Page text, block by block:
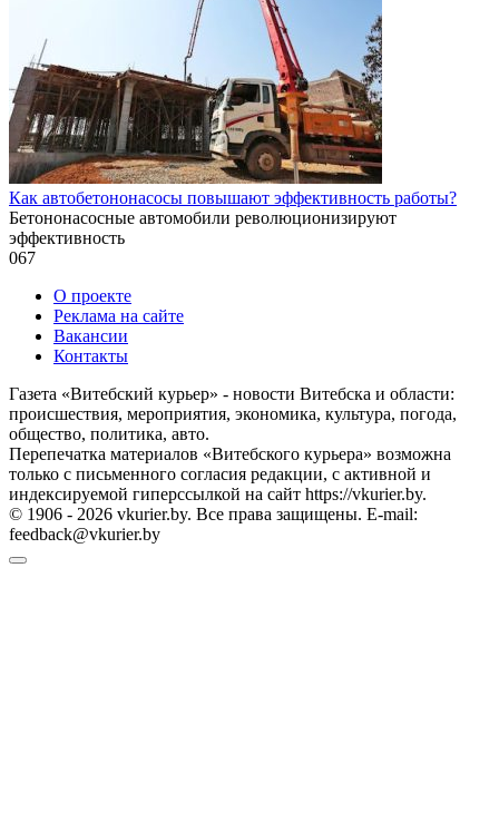
Как автобетононасосы повышают эффективность работы?
Бетононасосные автомобили революционизируют
эффективность
067
О проекте
Реклама на сайте
Вакансии
Контакты
Газета «Витебский курьер» - новости Витебска и области:
происшествия, мероприятия, экономика, культура, погода,
общество, политика, авто.
Перепечатка материалов «Витебского курьера» возможна
только с письменного согласия редакции, с активной и
индексируемой гиперссылкой на сайт https://vkurier.by.
© 1906 - 2026 vkurier.by. Все права защищены. E-mail:
feedback@vkurier.by